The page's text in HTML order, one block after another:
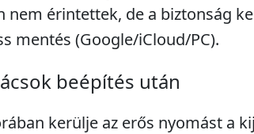
nem érintettek, de a biztonság
mentés (Google/iCloud/PC).
beépítés után
kerülje az erős nyomást a